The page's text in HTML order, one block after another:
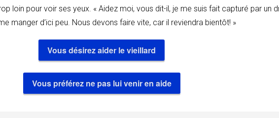
loin pour voir ses yeux. « Aidez moi, vous dit-il, je me suis fait capturé par un
manger d’ici peu. Nous devons faire vite, car il reviendra bientôt! »
Vous désirez aider le vieillard
Vous préférez ne pas lui venir en aide